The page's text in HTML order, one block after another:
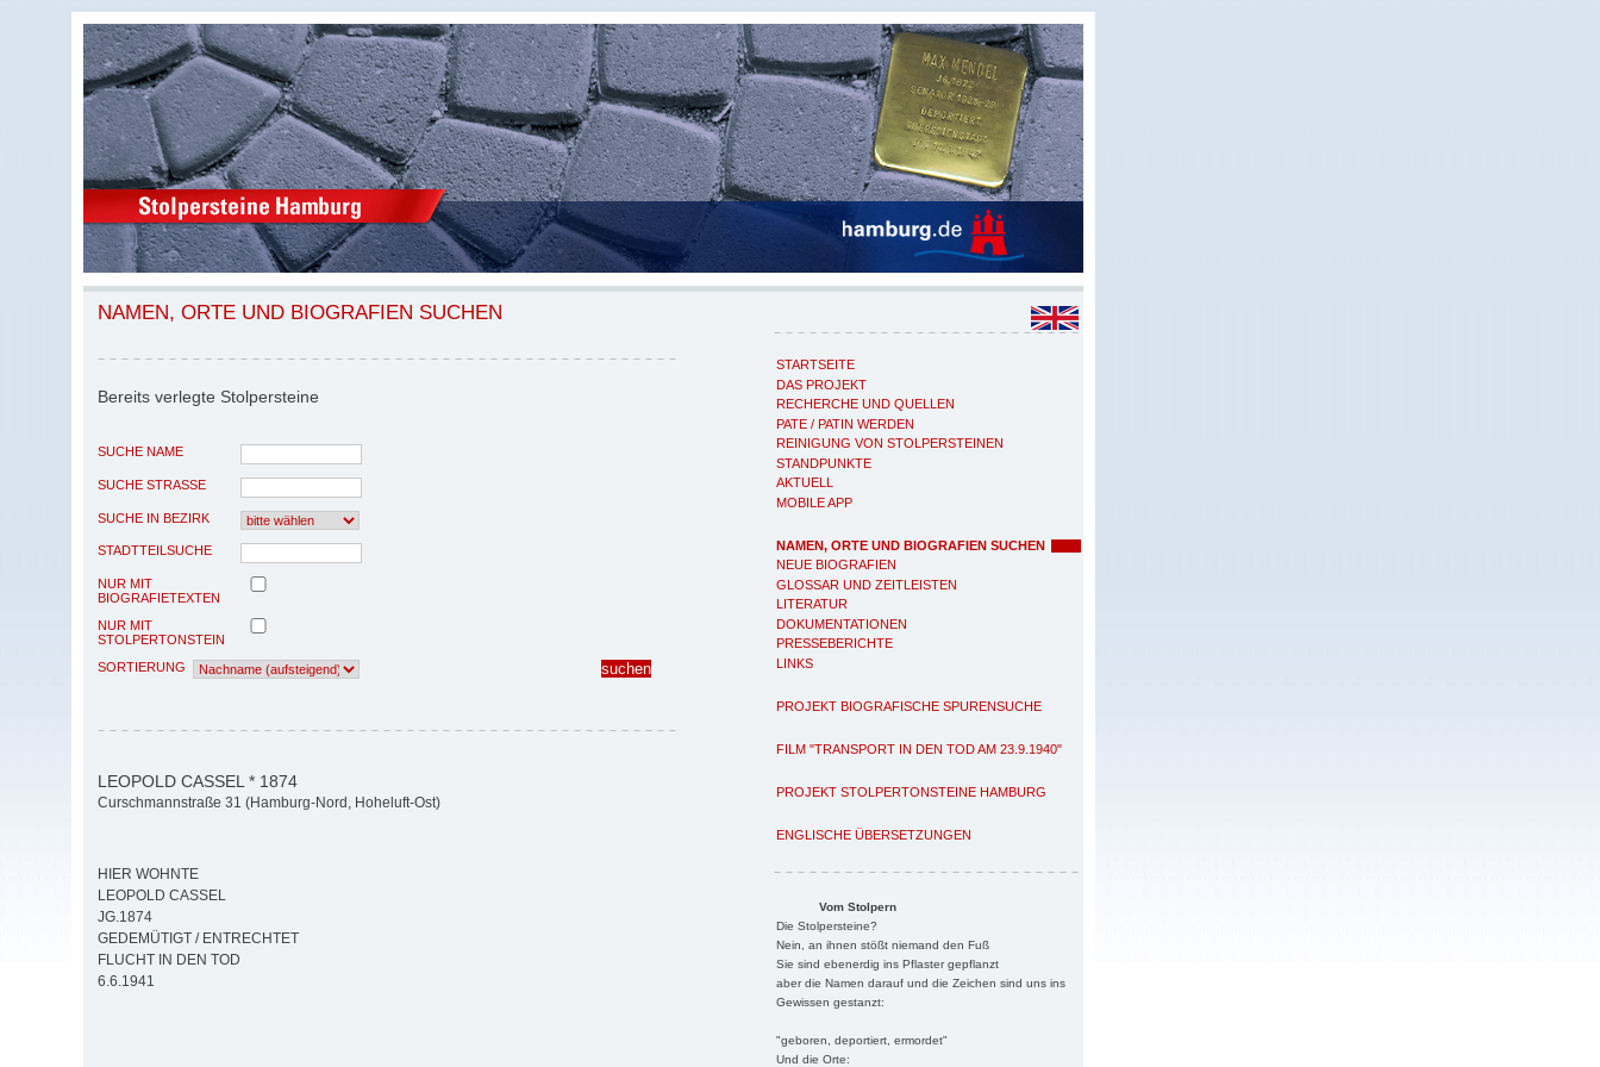
STARTSEITE
DAS PROJEKT
RECHERCHE UND QUELLEN
PATE / PATIN WERDEN
REINIGUNG VON STOLPERSTEINEN
STANDPUNKTE
AKTUELL
MOBILE APP
NAMEN, ORTE UND BIOGRAFIEN SUCHEN
NEUE BIOGRAFIEN
GLOSSAR UND ZEITLEISTEN
LITERATUR
DOKUMENTATIONEN
PRESSEBERICHTE
LINKS
PROJEKT BIOGRAFISCHE SPURENSUCHE
FILM "TRANSPORT IN DEN TOD AM 23.9.1940"
PROJEKT STOLPERTONSTEINE HAMBURG
ENGLISCHE ÜBERSETZUNGEN
Vom Stolpern
Die Stolpersteine?
Nein, an ihnen stößt niemand den Fuß
Sie sind ebenerdig ins Pflaster gepflanzt
aber die Namen darauf und die Zeichen sind uns ins
Gewissen gestanzt:
"geboren, deportiert, ermordet"
Und die Orte:
NAMEN, ORTE UND BIOGRAFIEN SUCHEN
Bereits verlegte Stolpersteine
SUCHE NAME
SUCHE STRASSE
SUCHE IN BEZIRK
STADTTEILSUCHE
NUR MIT
BIOGRAFIETEXTEN
NUR MIT
STOLPERTONSTEIN
SORTIERUNG
LEOPOLD CASSEL * 1874
Curschmannstraße 31 (Hamburg-Nord, Hoheluft-Ost)
HIER WOHNTE
LEOPOLD CASSEL
JG.1874
GEDEMÜTIGT / ENTRECHTET
FLUCHT IN DEN TOD
6.6.1941